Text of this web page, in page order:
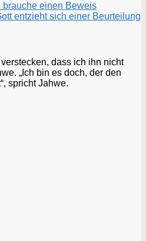
brauche einen Beweis
entzieht sich einer Beurteilung
dass ich ihn nicht
„Ich bin es doch, der den
spricht Jahwe.